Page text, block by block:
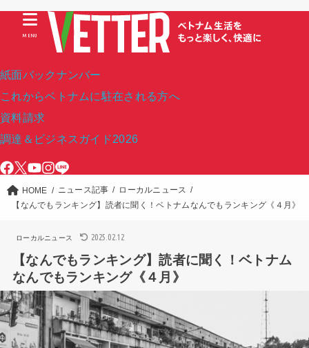
紙面バックナンバー
これからベトナムに駐在される方へ
資料請求
調達＆ビジネスガイド2026
MENU
HOME ニュース記事
ローカルニュース
【なんでもランキング】読者に聞く！ベトナムなんでもランキング《４月》
ローカルニュース 2025.02.12
【なんでもランキング】読者に聞く！ベトナム
なんでもランキング《４月》